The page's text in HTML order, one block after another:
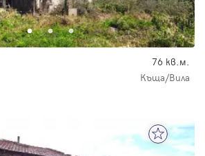
76 кв.м.
Къща/Вила
Забравена парола